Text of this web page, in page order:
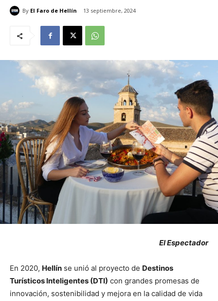
By El Faro de Hellín 13 septiembre, 2024
El Espectador
En 2020, Hellín se unió al proyecto de Destinos
Turísticos Inteligentes (DTI) con grandes promesas de
innovación, sostenibilidad y mejora en la calidad de vida